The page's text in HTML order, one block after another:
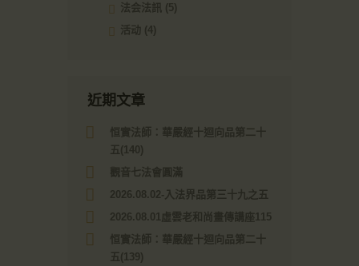
法会法訊 (5)
活动 (4)
近期文章
恒實法師：華嚴經十迴向品第二十
五(140)
觀音七法會圓滿
2026.08.02-入法界品第三十九之五
2026.08.01虛雲老和尚畫傳講座115
恒實法師：華嚴經十迴向品第二十
五(139)